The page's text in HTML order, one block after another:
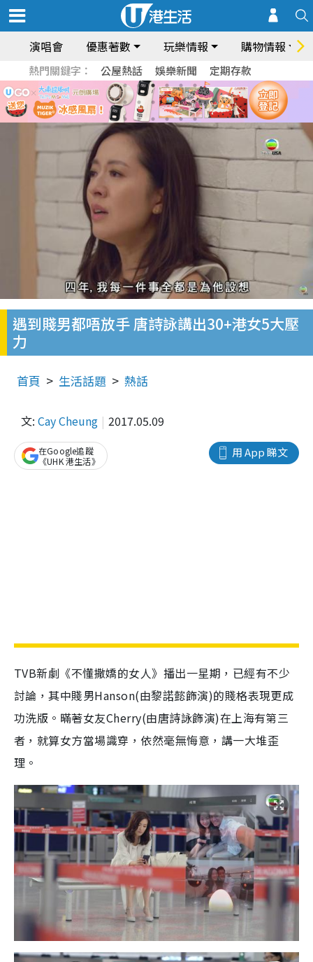
演唱會 優惠著數 玩樂情報 購物情報
熱門關鍵字： 公屋熱話 娛樂新聞 定期存款
遇到賤男都唔放手 唐詩詠講出30+港女5大壓
力
首頁 生活話題 熱話
文: Cay Cheung 2017.05.09
用 App 睇文
在Google追蹤
《UHK 港生活》
TVB新劇《不懂撒嬌的女人》播出一星期，已經有不少
討論，其中賤男Hanson(由黎諾懿飾演)的賤格表現更成
功洗版。暪著女友Cherry(由唐詩詠飾演)在上海有第三
者，就算女方當場識穿，依然毫無悔意，講一大堆歪
理。